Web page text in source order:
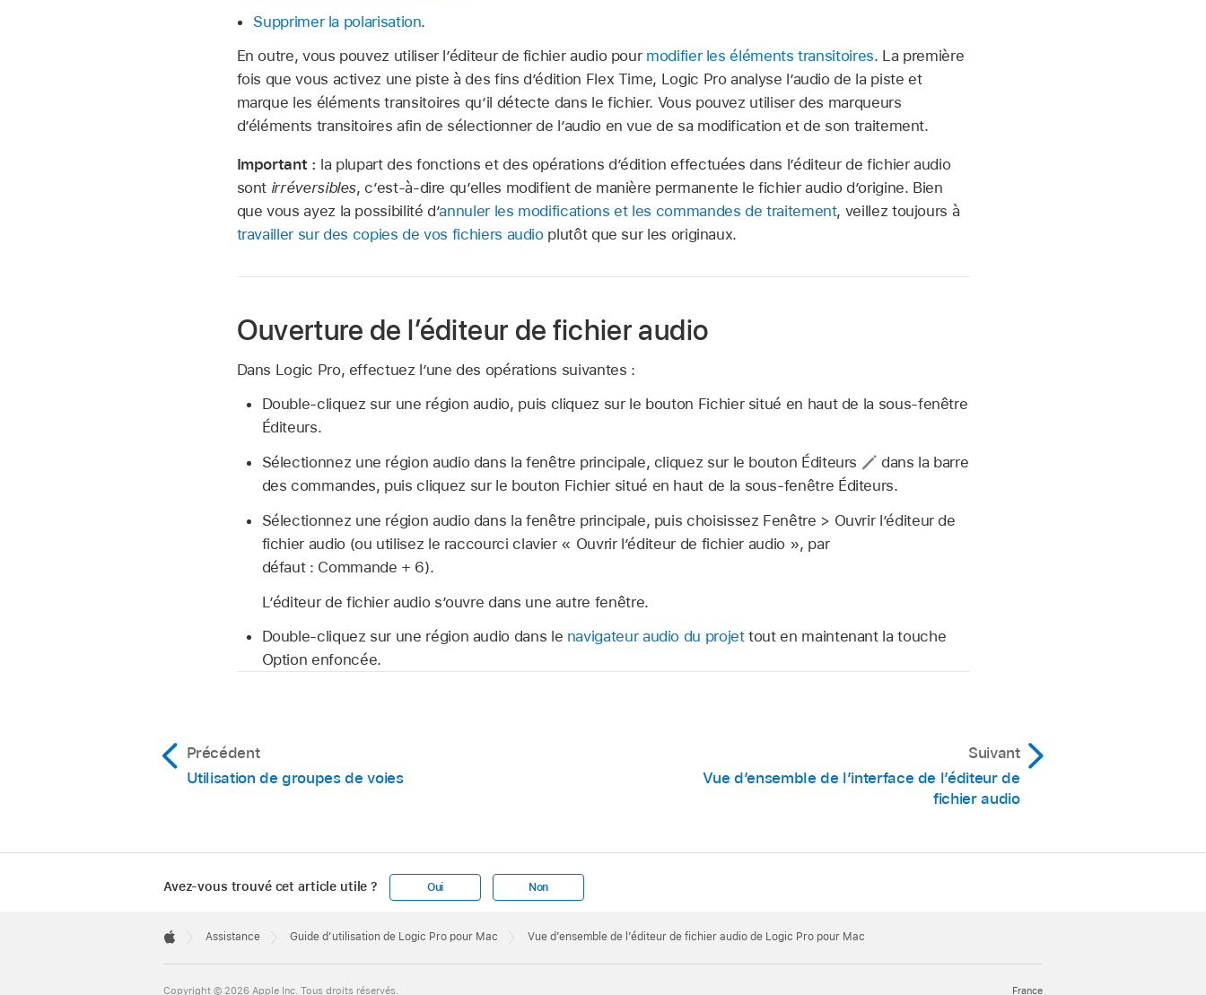
Supprimer la polarisation.
En outre, vous pouvez utiliser l’éditeur de fichier audio pour modifier les éléments transitoires. La première
fois que vous activez une piste à des fins d’édition Flex Time, Logic Pro analyse l’audio de la piste et
marque les éléments transitoires qu’il détecte dans le fichier. Vous pouvez utiliser des marqueurs
d’éléments transitoires afin de sélectionner de l’audio en vue de sa modification et de son traitement.
Important : la plupart des fonctions et des opérations d’édition effectuées dans l’éditeur de fichier audio
sont irréversibles, c’est-à-dire qu’elles modifient de manière permanente le fichier audio d’origine. Bien
que vous ayez la possibilité d’annuler les modifications et les commandes de traitement, veillez toujours à
travailler sur des copies de vos fichiers audioplutôt que sur les originaux.
Ouverture de l’éditeur de fichier audio
Dans Logic Pro, effectuez l’une des opérations suivantes :
Double-cliquez sur une région audio, puis cliquez sur le bouton Fichier situé en haut de la sous-fenêtre
Éditeurs.
Sélectionnez une région audio dans la fenêtre principale, cliquez sur le bouton Éditeurs
dans la barre
des commandes, puis cliquez sur le bouton Fichier situé en haut de la sous-fenêtre Éditeurs.
Sélectionnez une région audio dans la fenêtre principale, puis choisissez Fenêtre > Ouvrir l’éditeur de
fichier audio (ou utilisez le raccourci clavier « Ouvrir l’éditeur de fichier audio », par
défaut : Commande + 6).
L’éditeur de fichier audio s’ouvre dans une autre fenêtre.
Double-cliquez sur une région audio dans le navigateur audio du projettout en maintenant la touche
Option enfoncée.
Précédent
Utilisation de groupes de voies
Suivant
Vue d’ensemble de l’interface de l’éditeur de
fichier audio
Avez-vous trouvé cet article utile ? Oui Non
Footer

Assistance Guide d’utilisation de Logic Pro pour Mac Vue d’ensemble de l’éditeur de fichier audio de Logic Pro pour Mac
France
Copyright © 2026 Apple Inc. Tous droits réservés.